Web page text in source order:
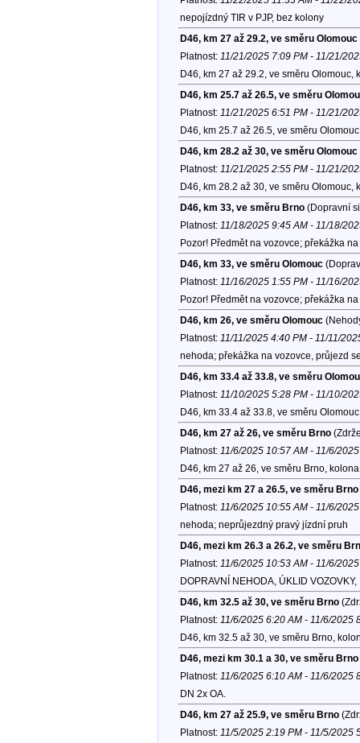
nepojízdný TIR v PJP, bez kolony
D46, km 27 až 29.2, ve směru Olomouc
Platnost: 11/21/2025 7:09 PM - 11/21/
D46, km 27 až 29.2, ve směru Olomouc,
D46, km 25.7 až 26.5, ve směru
Platnost: 11/21/2025 6:51 PM - 11/21/
D46, km 25.7 až 26.5, ve směru
D46, km 28.2 až 30, ve směru Olomouc
Platnost: 11/21/2025 2:55 PM - 11/21/
D46, km 28.2 až 30, ve směru Olomouc,
D46, km 33, ve směru Brno(Dopravní
Platnost: 11/18/2025 9:45 AM - 11/18/
Pozor! Předmět na vozovce; překážka
D46, km 33, ve směru Olomouc
Platnost: 11/16/2025 1:55 PM - 11/16/
Pozor! Předmět na vozovce; překážka
D46, km 26, ve směru Olomouc
Platnost: 11/11/2025 4:40 PM - 11/11/
nehoda; překážka na vozovce, průjezd
D46, km 33.4 až 33.8, ve směru
Platnost: 11/10/2025 5:28 PM - 11/10/
D46, km 33.4 až 33.8, ve směru
D46, km 27 až 26, ve směru Brno
Platnost: 11/6/2025 10:57 AM - 11/6/
D46, km 27 až 26, ve směru Brno, kolona
D46, mezi km 27 a 26.5, ve směru Brno
Platnost: 11/6/2025 10:55 AM - 11/6/
nehoda; neprůjezdný pravý jízdní pruh
D46, mezi km 26.3 a 26.2, ve směru
Platnost: 11/6/2025 10:53 AM - 11/6/
DOPRAVNÍ NEHODA, ÚKLID
D46, km 32.5 až 30, ve směru Brno
Platnost: 11/6/2025 6:20 AM - 11/6/2025
D46, km 32.5 až 30, ve směru Brno,
D46, mezi km 30.1 a 30, ve směru Brno
Platnost: 11/6/2025 6:10 AM - 11/6/2025
DN 2x OA.
D46, km 27 až 25.9, ve směru Brno
Platnost: 11/5/2025 2:19 PM - 11/5/2025